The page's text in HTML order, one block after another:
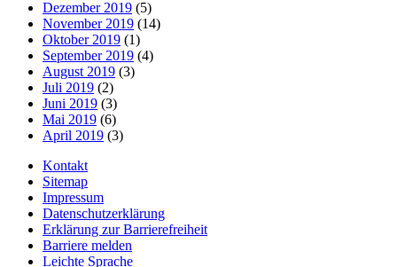
Dezember 2019 (5)
November 2019 (14)
Oktober 2019 (1)
September 2019 (4)
August 2019 (3)
Juli 2019 (2)
Juni 2019 (3)
Mai 2019 (6)
April 2019 (3)
Kontakt
Sitemap
Impressum
Datenschutzerklärung
Erklärung zur Barrierefreiheit
Barriere melden
Leichte Sprache